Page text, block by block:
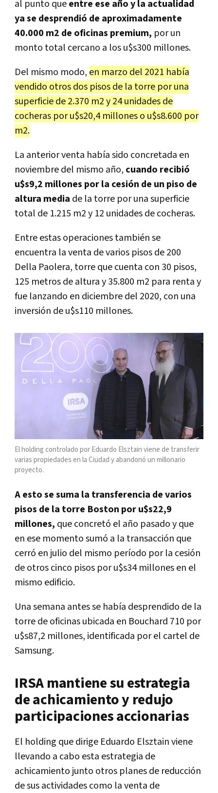
al punto queentre ese año y la actualidad
ya se desprendió de aproximadamente
40.000 m2 de oficinas premium, por un
monto total cercano a los u$s300 millones.
Del mismo modo, en marzo del 2021 había
vendido otros dos pisos de la torre por una
superficie de 2.370 m2 y 24 unidades de
cocheras por u$s20,4 millones o u$s8.600 por
m2.
La anterior venta había sido concretada en
noviembre del mismo año, cuando recibió
u$s9,2 millones por la cesión de un piso de
altura media de la torre por una superficie
total de 1.215 m2 y 12 unidades de cocheras.
Entre estas operaciones también se
encuentra la venta de varios pisos de 200
Della Paolera, torre que cuenta con 30 pisos,
125 metros de altura y 35.800 m2 para renta y
fue lanzando en diciembre del 2020, con una
inversión de u$s110 millones.
El holding controlado por Eduardo Elsztain viene de transferir
varias propiedades en la Ciudad y abandonó un millonario
proyecto.
A esto se suma la transferencia de varios
pisos de la torre Boston por u$s22,9
millones, que concretó el año pasado y que
en ese momento sumó a la transacción que
cerró en julio del mismo período por la cesión
de otros cinco pisos por u$s34 millones en el
mismo edificio.
Una semana antes se había desprendido de la
torre de oficinas ubicada en Bouchard 710 por
u$s87,2 millones, identificada por el cartel de
Samsung.
IRSA mantiene su estrategia
de achicamiento y redujo
participaciones accionarias
El holding que dirige Eduardo Elsztain viene
llevando a cabo esta estrategia de
achicamiento junto otros planes de reducción
de sus actividades como la venta de